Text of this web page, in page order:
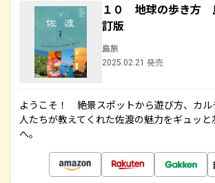
１０ 地球の歩き
訂版
島旅
2025.02.21 発売
ようこそ！ 絶景スポットから遊び方、カル
人たちが教えてくれた佐渡の魅力をギュッと
へ。